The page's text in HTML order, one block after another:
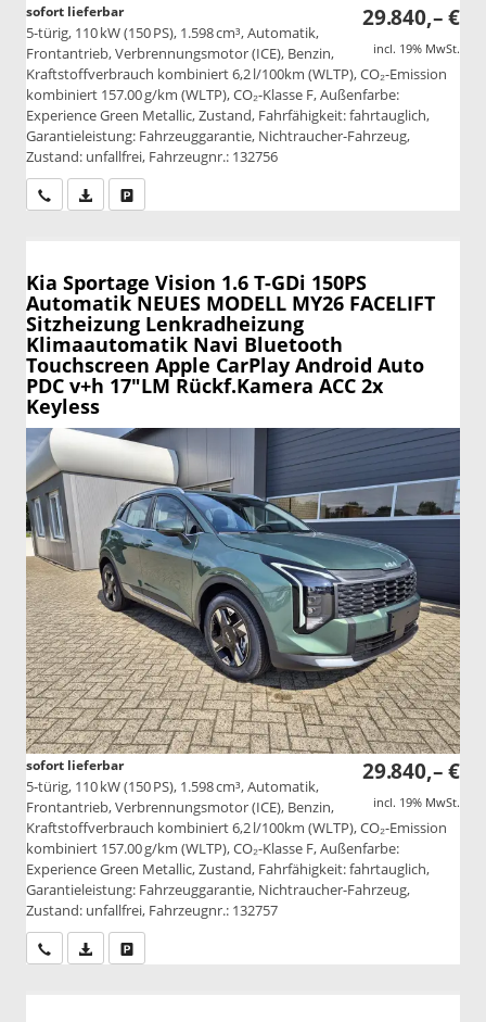
29.840,– €
incl. 19% MwSt.
sofort lieferbar
5-türig, 110 kW (150 PS), 1.598 cm³, Automatik,
Frontantrieb, Verbrennungsmotor (ICE), Benzin,
Kraftstoffverbrauch kombiniert 6,2 l/100km (WLTP), CO₂-Emission
kombiniert 157.00 g/km (WLTP), CO₂-Klasse F, Außenfarbe:
Experience Green Metallic, Zustand, Fahrfähigkeit: fahrtauglich,
Garantieleistung: Fahrzeuggarantie, Nichtraucher-Fahrzeug,
Zustand: unfallfrei, Fahrzeugnr.: 132756
Wir rufen Sie anPDF-Datei, Fahrzeugexposé drucken
Kia Sportage Vision 1.6 T-GDi 150PS
Automatik NEUES MODELL MY26 FACELIFT
Sitzheizung Lenkradheizung
Klimaautomatik Navi Bluetooth
Touchscreen Apple CarPlay Android Auto
PDC v+h 17"LM Rückf.Kamera ACC 2x
Keyless
29.840,– €
incl. 19% MwSt.
sofort lieferbar
5-türig, 110 kW (150 PS), 1.598 cm³, Automatik,
Frontantrieb, Verbrennungsmotor (ICE), Benzin,
Kraftstoffverbrauch kombiniert 6,2 l/100km (WLTP), CO₂-Emission
kombiniert 157.00 g/km (WLTP), CO₂-Klasse F, Außenfarbe:
Experience Green Metallic, Zustand, Fahrfähigkeit: fahrtauglich,
Garantieleistung: Fahrzeuggarantie, Nichtraucher-Fahrzeug,
Zustand: unfallfrei, Fahrzeugnr.: 132757
Wir rufen Sie anPDF-Datei, Fahrzeugexposé drucken